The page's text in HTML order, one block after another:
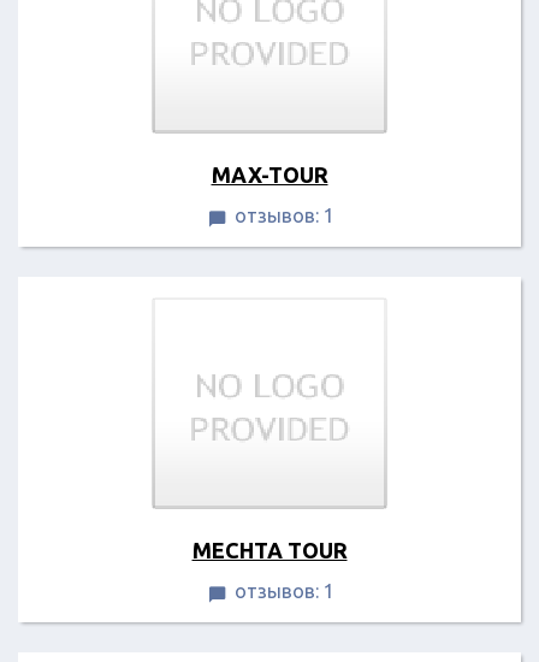
MAX-TOUR
 отзывов: 1
MECHTA TOUR
 отзывов: 1